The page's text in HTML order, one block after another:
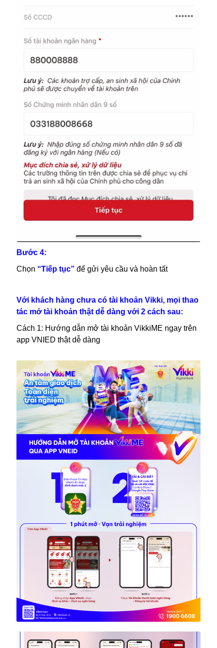
Bước 4:
Chọn “Tiếp tục” để gửi yêu cầu và hoàn tất
Với khách hàng chưa có tài khoản Vikki, mọi thao
tác mở tài khoản thật dễ dàng với 2 cách sau:
Cách 1: Hướng dẫn mở tài khoản VikkiME ngay trên
app VNIED thật dễ dàng